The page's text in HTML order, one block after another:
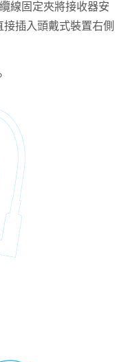
線固定夾將接收器安
插入頭戴式裝置右側